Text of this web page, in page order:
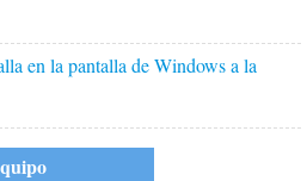
en la pantalla de Windows a la